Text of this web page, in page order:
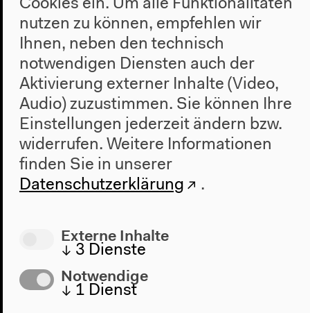
So 7.2.2016
16.30–19.30h
DIY Packet Radio Workshop
Bildende Kunst FestivalMedienkunst(...)
MedienkunstWorkshop / Co-Curricular
transmediale/ conversationpiece
So 7.2.2016
17.30–19.30h
Keynote Conversation: Anxious to Act
Cookies ein. Um alle Funktionalitäten
nutzen zu können, empfehlen wir
Ihnen, neben den technisch
notwendigen Diensten auch der
Aktivierung externer Inhalte (Video,
Audio) zuzustimmen. Sie können Ihre
Einstellungen jederzeit ändern bzw.
widerrufen. Weitere Informationen
finden Sie in unserer
Datenschutzerklärung
.
Externe Inhalte
↓ 3 Dienste
Notwendige
↓ 1 Dienst